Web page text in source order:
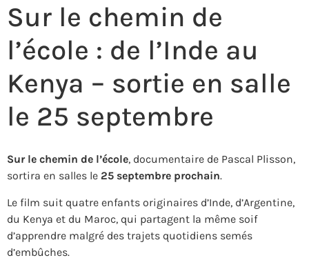
Sur le chemin de
l’école : de l’Inde au
Kenya – sortie en salle
le 25 septembre
Sur le chemin de l’école, documentaire de Pascal Plisson,
sortira en salles le 25 septembre prochain.
Le film suit quatre enfants originaires d’Inde, d’Argentine,
du Kenya et du Maroc, qui partagent la même soif
d’apprendre malgré des trajets quotidiens semés
d’embûches.